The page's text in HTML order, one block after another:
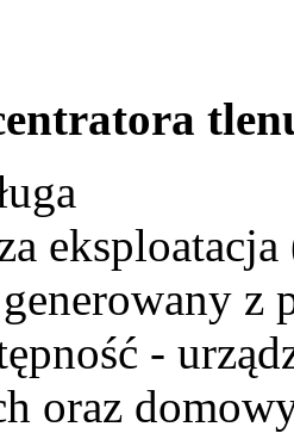
z
-
oraz